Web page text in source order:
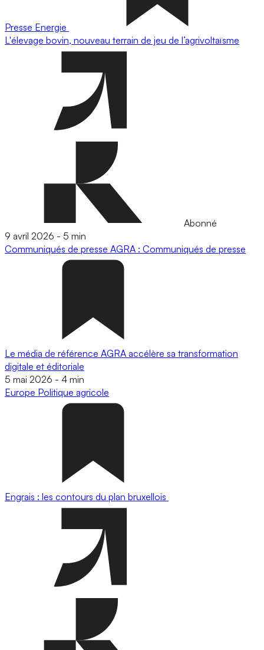
Presse Energie
L'élevage bovin, nouveau terrain de jeu de l’agrivoltaïsme
Abonné
9 avril 2026 - 5 min
Communiqués de presse AGRA : Communiqués de presse
Le média de référence AGRA accélère sa transformation
digitale et éditoriale
5 mai 2026 - 4 min
Europe Politique agricole
Engrais : les contours du plan bruxellois